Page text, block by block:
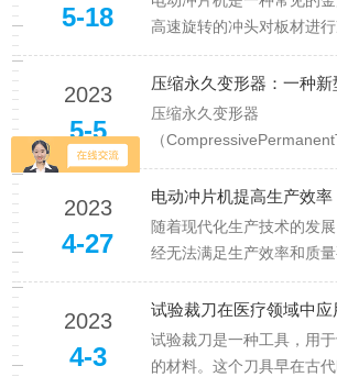
一、塑料哑铃裁刀的使用
5-18
高速旋转的冲头对板材进行
相比于传统的手动冲片机
1、提高了生产效率它可以
程，而无需人工干预。在
机可以完成更多的冲孔任务
2023
5-5
压缩永久变形器：一种
压缩永久变形器
（
CPT）是一种新型的数字
缩和永久变形两种功能。
信号处理领域发生了重大
追溯到上世纪80年代，当
2023
4-27
电动冲片机提高生产效
随着现代化生产技术的发
经无法满足生产效率和质
各行业纷纷引入自动化设
降低生产成本。其中电动冲
例子。该设备主要由机架
具等部分组成。在工作时
2023
4-3
试验裁刀在医疗领域中应
试验裁刀是一种工具，用
的材料。这个刀具早在古